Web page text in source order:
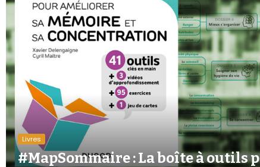
Livres
#MapSommaire : La boîte à outils